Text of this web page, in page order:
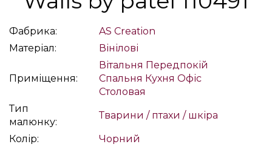
Фабрика:
AS Creation
Матеріал:
Вінілові
Приміщення:
Вітальня Передпокій
Спальня Кухня Офіс
Столовая
Тип
малюнку:
Тварини / птахи / шкіра
Колір:
Чорний